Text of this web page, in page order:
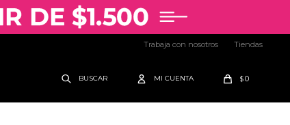
$0
Trabaja con nosotros Tiendas